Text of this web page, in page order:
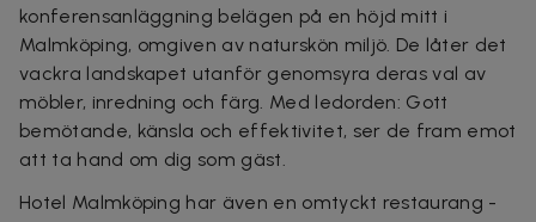
konferensanläggning belägen på en höjd mitt i
Malmköping, omgiven av naturskön miljö. De låter det
vackra landskapet utanför genomsyra deras val av
möbler, inredning och färg. Med ledorden: Gott
bemötande, känsla och effektivitet, ser de fram emot
att ta hand om dig som gäst.
Hotel Malmköping har även en omtyckt restaurang -